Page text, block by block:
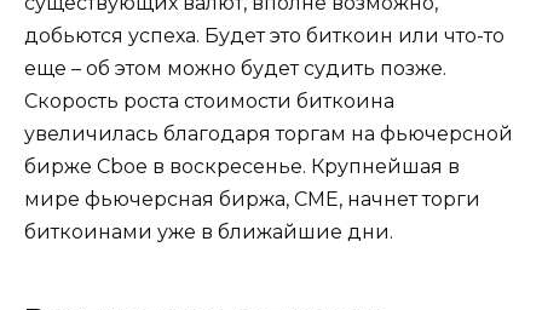
добьются успеха. Будет это биткоин или что-то
еще – об этом можно будет судить позже.
Скорость роста стоимости биткоина
увеличилась благодаря торгам на фьючерсной
бирже Cboe в воскресенье. Крупнейшая в
мире фьючерсная биржа, CME, начнет торги
биткоинами уже в ближайшие дни.